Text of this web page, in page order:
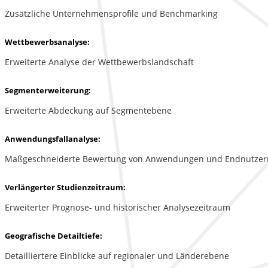
Zusätzliche Unternehmensprofile und Benchmarking
Wettbewerbsanalyse:
Erweiterte Analyse der Wettbewerbslandschaft
Segmenterweiterung:
Erweiterte Abdeckung auf Segmentebene
Anwendungsfallanalyse:
Maßgeschneiderte Bewertung von Anwendungen und
Verlängerter Studienzeitraum:
Erweiterter Prognose- und historischer Analysezeitraum
Geografische Detailtiefe:
Detailliertere Einblicke auf regionaler und Länderebene